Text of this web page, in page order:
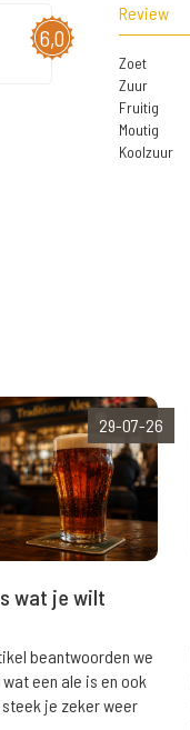
6,0
Review
Zoet
Zuur
Fruitig
Moutig
Koolzuur
29-07-26
wat je wilt
beantwoorden we
een ale is en ook
je zeker weer